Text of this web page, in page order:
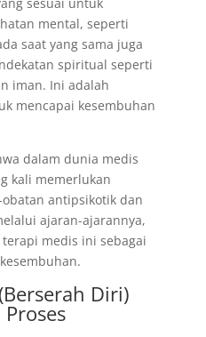
mental, seperti
saat yang sama juga
spiritual seperti
iman. Ini adalah
mencapai kesembuhan
dalam dunia medis
kali memerlukan
antipsikotik dan
ajaran-ajarannya,
medis ini sebagai
Diri)